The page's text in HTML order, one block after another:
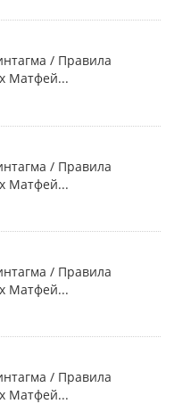
/ Правила
Матфей...
/ Правила
Матфей...
/ Правила
Матфей...
/ Правила
Матфей...